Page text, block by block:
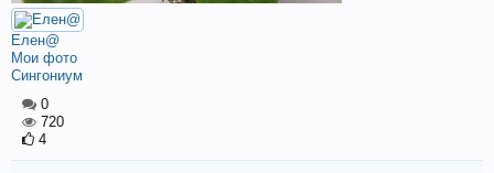
Елен@
Мои фото
Сингониум
0
720
4